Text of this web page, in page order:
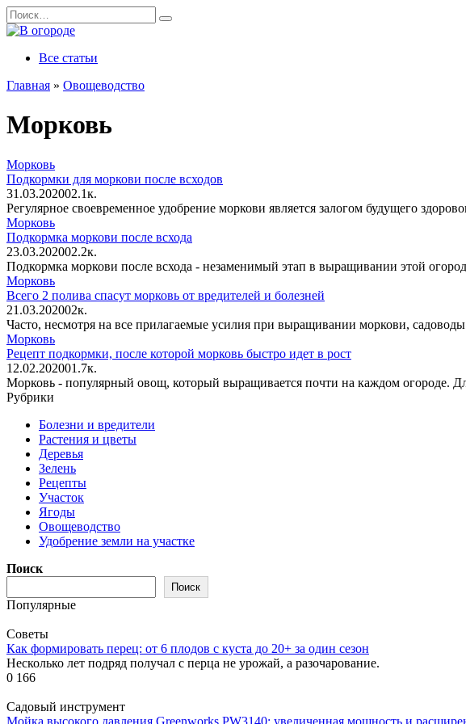
Перейти
к
содержанию
Search
for:
Все статьи
Главная » Овощеводство
Морковь
Морковь
Подкормки для моркови после всходов
31.03.202002.1к.
Регулярное своевременное удобрение моркови является залогом будущего
Морковь
Подкормка моркови после всхода
23.03.202002.2к.
Подкормка моркови после всхода - незаменимый этап в выращивании этой
Морковь
Всего 2 полива спасут морковь от вредителей и болезней
21.03.202002к.
Часто, несмотря на все прилагаемые усилия при выращивании моркови,
Морковь
Рецепт подкормки, после которой морковь быстро идет в рост
12.02.202001.7к.
Морковь - популярный овощ, который выращивается почти на каждом огороде.
Рубрики
Болезни и вредители
Растения и цветы
Деревья
Зелень
Рецепты
Участок
Ягоды
Овощеводство
Удобрение земли на участке
Поиск
Поиск
Популярные
Советы
Как формировать перец: от 6 плодов с куста до 20+ за один сезон
Несколько лет подряд получал с перца не урожай, а разочарование.
0 166
Садовый инструмент
Мойка высокого давления Greenworks PW3140: увеличенная мощность и